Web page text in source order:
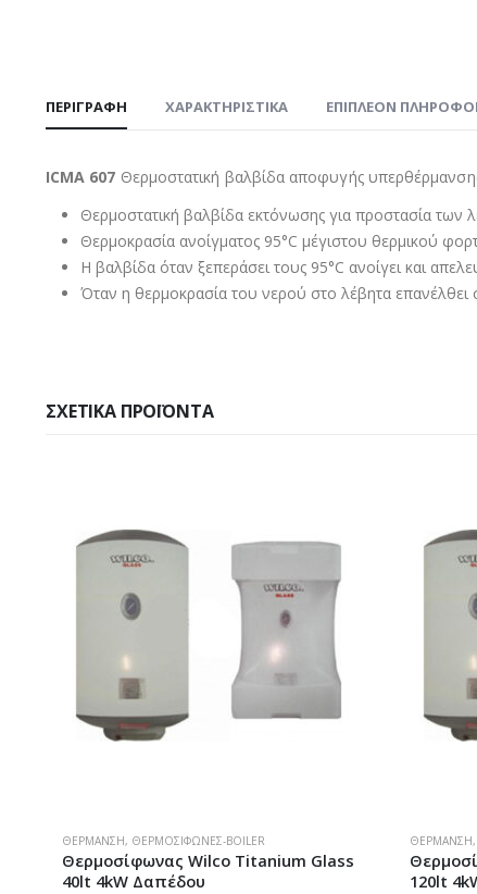
ΠΕΡΙΓΡΑΦΉ ΧΑΡΑΚΤΗΡΙΣΤΙΚΑ ΕΠΙΠΛΈΟΝ
ICMA 607 Θερμοστατική βαλβίδα αποφυγής
Θερμοστατική βαλβίδα εκτόνωσης για προστασία
Θερμοκρασία ανοίγματος 95°C μέγιστου θερμικού
Η βαλβίδα όταν ξεπεράσει τους 95°C ανοίγει και
Όταν η θερμοκρασία του νερού στο λέβητα επανέλθει
ΣΧΕΤΙΚΆ ΠΡΟΪΌΝΤΑ
ΘΈΡΜΑΝΣΗ, ΘΕΡΜΟΣΊΦΩΝΕΣ-BOILER
Θερμοσίφωνας Wilco Titanium Glass
120lt 4kW Κάθετος
ΘΈΡΜΑΝΣΗ,
Boiler
Κάθετο